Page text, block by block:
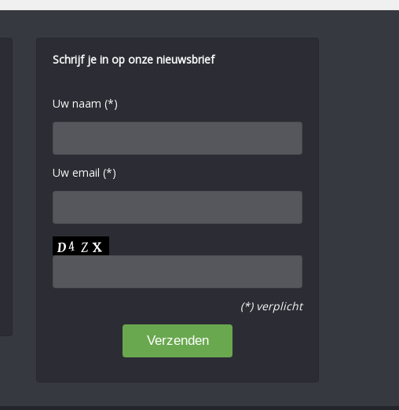
Schrijf je in op onze nieuwsbrief
Uw naam (*)
Uw email (*)
(*) verplicht